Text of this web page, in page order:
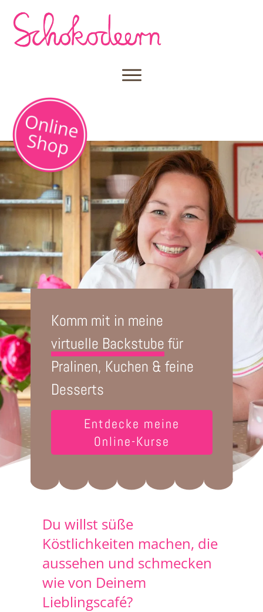
Komm mit in meine
virtuelle Backstube für
Pralinen, Kuchen & feine
Desserts
Entdecke meine
Online-Kurse
Du willst süße
Köstlichkeiten machen, die
aussehen und schmecken
wie von Deinem
Lieblingscafé?